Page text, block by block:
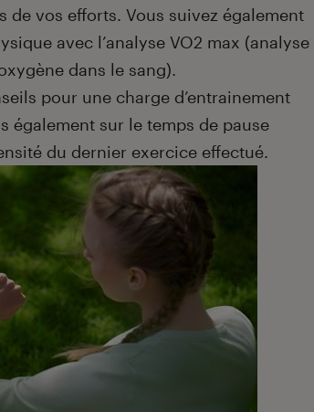
de vos efforts. Vous suivez également
avec l’analyse VO2 max (analyse
dans le sang).
pour une charge d’entrainement
également sur le temps de pause
du dernier exercice effectué.